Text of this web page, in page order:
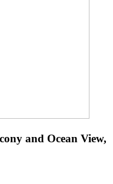
and Ocean View,